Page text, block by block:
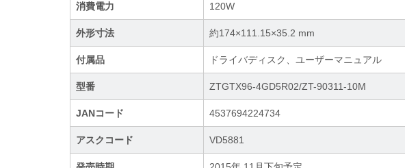
消費電力 120W
外形寸法 約174×111.15×35.2 mm
付属品 ドライバディスク、ユーザーマニュアル
型番 ZTGTX96-4GD5R02/ZT-90311-10M
JANコード 4537694224734
アスクコード VD5881